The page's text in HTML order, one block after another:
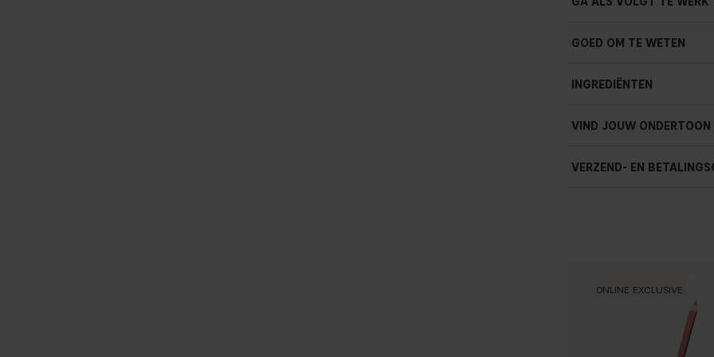
GOED OM TE WETEN
INGREDIËNTEN
MICA, HYDROGENATED
SYNTHETIC WAX,
VIND JOUW ONDERTOON
VERZEND- EN
ONLINE EXCLUSIVE